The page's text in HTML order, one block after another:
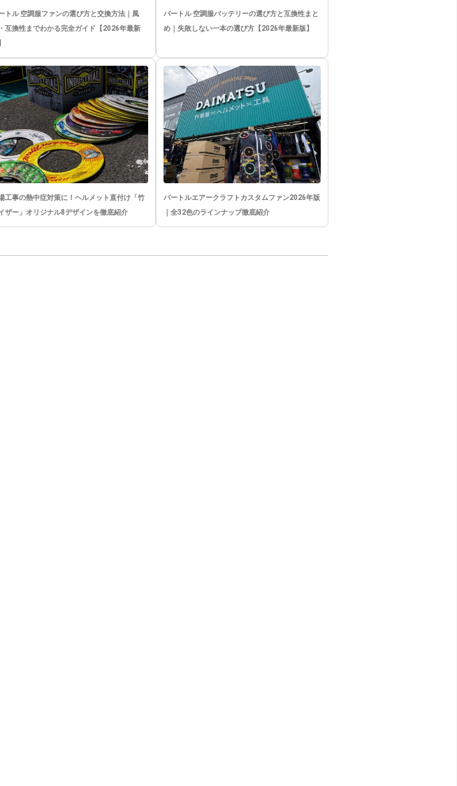
トル 空調服ファンの選び方と交換方法｜風
互換性までわかる完全ガイド【2026年最新
バートル 空調服バッテリーの選び方と互換性まと
め｜失敗しない一本の選び方【2026年最新版】
工事の熱中症対策に！ヘルメット直付け「竹
ザー」オリジナル8デザインを徹底紹介
バートルエアークラフトカスタムファン2026年版
｜全32色のラインナップ徹底紹介